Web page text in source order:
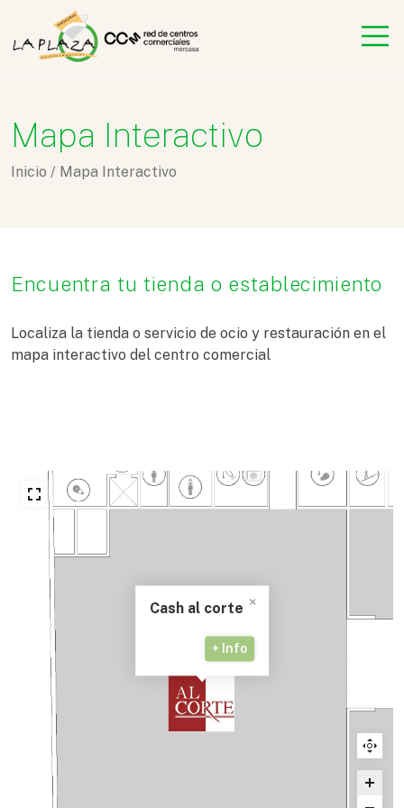
Mapa Interactivo
Inicio / Mapa Interactivo
Encuentra tu tienda o establecimiento
Localiza la tienda o servicio de ocio y restauración en el
mapa interactivo del centro comercial
Cash al corte
+ Info